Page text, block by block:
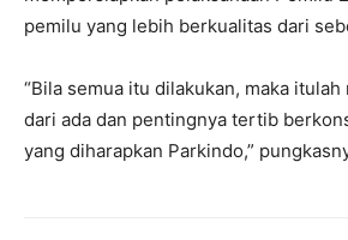
pemilu yang lebih berkualitas dari
“Bila semua itu dilakukan, maka itulah
dari ada dan pentingnya tertib
yang diharapkan Parkindo,”